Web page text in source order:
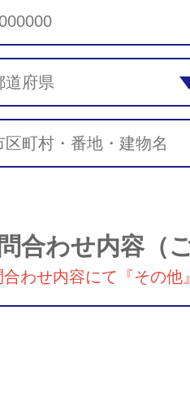
合わせ内容（
合わせ内容にて『その他